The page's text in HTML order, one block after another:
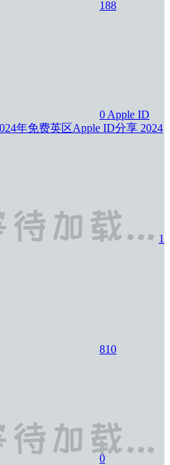
188
0 Apple ID
年免费英区Apple ID分享 2024
1
810
0